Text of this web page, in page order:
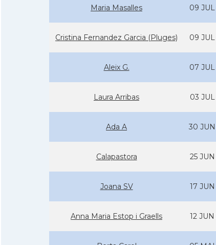
Maria Masalles 09
Cristina Fernandez Garcia (Pluges) 09
Aleix G. 07
Laura Arribas 03
Ada A 30
Calapastora 25
Joana SV 17
Anna Maria Estop i Graells 12